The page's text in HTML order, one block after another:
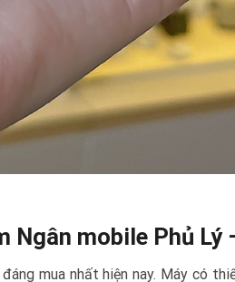
Ngân mobile Phủ Lý
mua nhất hiện nay. Máy có